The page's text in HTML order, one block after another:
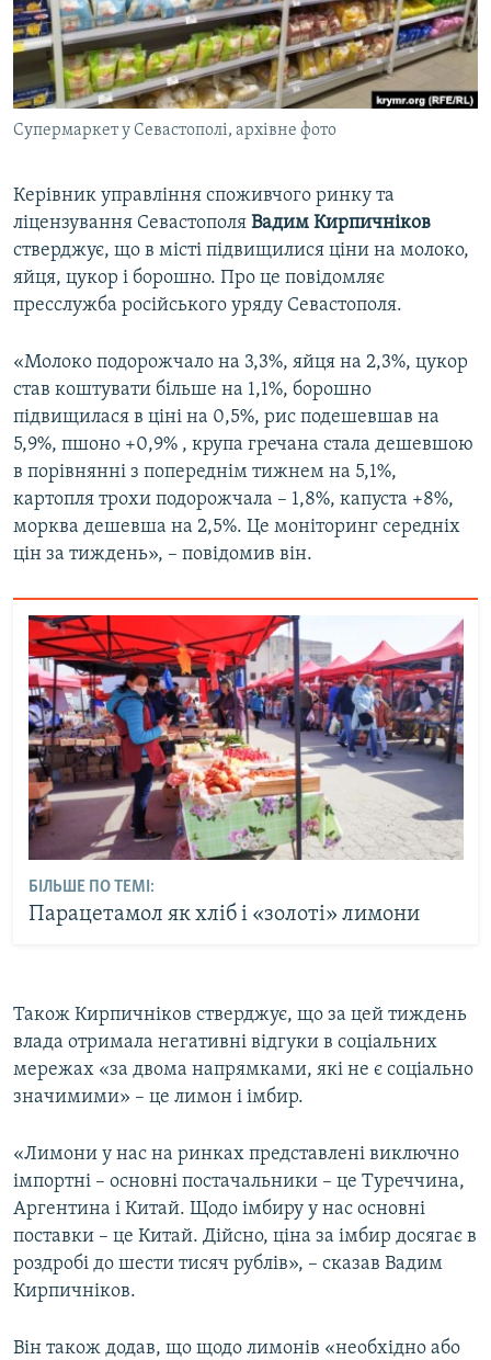
ВІДЕОУРОКИ «ELIFBE»
СВІДЧЕННЯ ОКУПАЦІЇ
УКРАЇНСЬКА ПРОБЛЕМА КРИМУ
ІНФОГРАФІКА
Русский
Qırımtatar
ДОЛУЧАЙСЯ!
Усі сайти RFE/RL
Супермаркет у Севастополі, архівне фото
Керівник управління споживчого ринку та
ліцензування Севастополя Вадим Кирпичніков
стверджує, що в місті підвищилися ціни на молоко,
яйця, цукор і борошно. Про це повідомляє
пресслужба російського уряду Севастополя.
«Молоко подорожчало на 3,3%, яйця на 2,3%, цукор
став коштувати більше на 1,1%, борошно
підвищилася в ціні на 0,5%, рис подешевшав на
5,9%, пшоно +0,9% , крупа гречана стала дешевшою
в порівнянні з попереднім тижнем на 5,1%,
картопля трохи подорожчала – 1,8%, капуста +8%,
морква дешевша на 2,5%. Це моніторинг середніх
цін за тиждень», – повідомив він.
БІЛЬШЕ ПО ТЕМІ:
Парацетамол як хліб і «золоті» лимони
Також Кирпичніков стверджує, що за цей тиждень
влада отримала негативні відгуки в соціальних
мережах «за двома напрямками, які не є соціально
значимими» – це лимон і імбир.
«Лимони у нас на ринках представлені виключно
імпортні – основні постачальники – це Туреччина,
Аргентина і Китай. Щодо імбиру у нас основні
поставки – це Китай. Дійсно, ціна за імбир досягає в
роздробі до шести тисяч рублів», – сказав Вадим
Кирпичніков.
Він також додав, що щодо лимонів «необхідно або